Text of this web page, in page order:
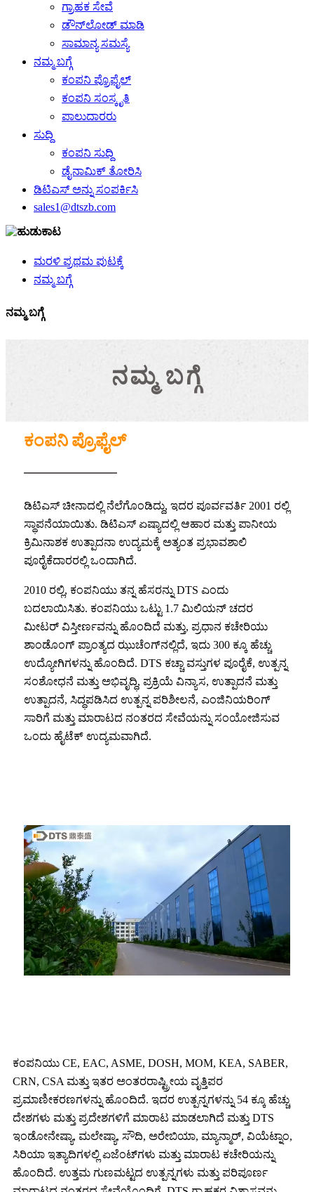
ಗ್ರಾಹಕ ಸೇವೆ
ಡೌನ್‌ಲೋಡ್ ಮಾಡಿ
ಸಾಮಾನ್ಯ ಸಮಸ್ಯೆ
ನಮ್ಮ ಬಗ್ಗೆ
ಕಂಪನಿ ಪ್ರೊಫೈಲ್
ಕಂಪನಿ ಸಂಸ್ಕೃತಿ
ಪಾಲುದಾರರು
ಸುದ್ದಿ
ಕಂಪನಿ ಸುದ್ದಿ
ಡೈನಾಮಿಕ್ ತೋರಿಸಿ
ಡಿಟಿಎಸ್ ಅನ್ನು ಸಂಪರ್ಕಿಸಿ
sales1@dtszb.com
ಮರಳಿ ಪ್ರಥಮ ಪುಟಕ್ಕೆ
ನಮ್ಮ ಬಗ್ಗೆ
ನಮ್ಮ ಬಗ್ಗೆ
ನಮ್ಮ ಬಗ್ಗೆ
ಕಂಪನಿ ಪ್ರೊಫೈಲ್
ಡಿಟಿಎಸ್ ಚೀನಾದಲ್ಲಿ ನೆಲೆಗೊಂಡಿದ್ದು, ಇದರ ಪೂರ್ವವರ್ತಿ 2001 ರಲ್ಲಿ
ಸ್ಥಾಪನೆಯಾಯಿತು. ಡಿಟಿಎಸ್ ಏಷ್ಯಾದಲ್ಲಿ ಆಹಾರ ಮತ್ತು ಪಾನೀಯ
ಕ್ರಿಮಿನಾಶಕ ಉತ್ಪಾದನಾ ಉದ್ಯಮಕ್ಕೆ ಅತ್ಯಂತ ಪ್ರಭಾವಶಾಲಿ
ಪೂರೈಕೆದಾರರಲ್ಲಿ ಒಂದಾಗಿದೆ.
2010 ರಲ್ಲಿ, ಕಂಪನಿಯು ತನ್ನ ಹೆಸರನ್ನು DTS ಎಂದು
ಬದಲಾಯಿಸಿತು. ಕಂಪನಿಯು ಒಟ್ಟು 1.7 ಮಿಲಿಯನ್ ಚದರ
ಮೀಟರ್ ವಿಸ್ತೀರ್ಣವನ್ನು ಹೊಂದಿದೆ ಮತ್ತು, ಪ್ರಧಾನ ಕಚೇರಿಯು
ಶಾಂಡೊಂಗ್ ಪ್ರಾಂತ್ಯದ ಝುಚೆಂಗ್‌ನಲ್ಲಿದೆ, ಇದು 300 ಕ್ಕೂ ಹೆಚ್ಚು
ಉದ್ಯೋಗಿಗಳನ್ನು ಹೊಂದಿದೆ. DTS ಕಚ್ಚಾ ವಸ್ತುಗಳ ಪೂರೈಕೆ, ಉತ್ಪನ್ನ
ಸಂಶೋಧನೆ ಮತ್ತು ಅಭಿವೃದ್ಧಿ, ಪ್ರಕ್ರಿಯೆ ವಿನ್ಯಾಸ, ಉತ್ಪಾದನೆ ಮತ್ತು
ಉತ್ಪಾದನೆ, ಸಿದ್ಧಪಡಿಸಿದ ಉತ್ಪನ್ನ ಪರಿಶೀಲನೆ, ಎಂಜಿನಿಯರಿಂಗ್
ಸಾರಿಗೆ ಮತ್ತು ಮಾರಾಟದ ನಂತರದ ಸೇವೆಯನ್ನು ಸಂಯೋಜಿಸುವ
ಒಂದು ಹೈಟೆಕ್ ಉದ್ಯಮವಾಗಿದೆ.
ಕಂಪನಿಯು CE, EAC, ASME, DOSH, MOM, KEA, SABER,
CRN, CSA ಮತ್ತು ಇತರ ಅಂತರರಾಷ್ಟ್ರೀಯ ವೃತ್ತಿಪರ
ಪ್ರಮಾಣೀಕರಣಗಳನ್ನು ಹೊಂದಿದೆ. ಇದರ ಉತ್ಪನ್ನಗಳನ್ನು 54 ಕ್ಕೂ ಹೆಚ್ಚು
ದೇಶಗಳು ಮತ್ತು ಪ್ರದೇಶಗಳಿಗೆ ಮಾರಾಟ ಮಾಡಲಾಗಿದೆ ಮತ್ತು DTS
ಇಂಡೋನೇಷ್ಯಾ, ಮಲೇಷ್ಯಾ, ಸೌದಿ, ಅರೇಬಿಯಾ, ಮ್ಯಾನ್ಮಾರ್, ವಿಯೆಟ್ನಾಂ,
ಸಿರಿಯಾ ಇತ್ಯಾದಿಗಳಲ್ಲಿ ಏಜೆಂಟ್‌ಗಳು ಮತ್ತು ಮಾರಾಟ ಕಚೇರಿಯನ್ನು
ಹೊಂದಿದೆ. ಉತ್ತಮ ಗುಣಮಟ್ಟದ ಉತ್ಪನ್ನಗಳು ಮತ್ತು ಪರಿಪೂರ್ಣ